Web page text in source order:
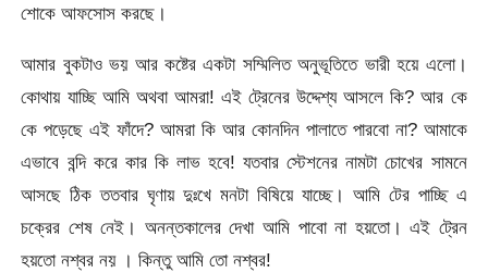
শোকে আফসোস করছে।
আমার বুকটাও ভয় আর কষ্টের একটা সম্মিলিত অনুভূতিতে ভারী হয়ে এলো।
কোথায় যাচ্ছি আমি অথবা আমরা! এই ট্রেনের উদ্দেশ্য আসলে কি? আর কে
কে পড়েছে এই ফাঁদে? আমরা কি আর কোনদিন পালাতে পারবো না? আমাকে
এভাবে বন্দি করে কার কি লাভ হবে! যতবার স্টেশনের নামটা চোখের সামনে
আসছে ঠিক ততবার ঘৃণায় দুঃখে মনটা বিষিয়ে যাচ্ছে। আমি টের পাচ্ছি এ
চক্রের শেষ নেই। অনন্তকালের দেখা আমি পাবো না হয়তো। এই ট্রেন
হয়তো নশ্বর নয় । কিন্তু আমি তো নশ্বর!